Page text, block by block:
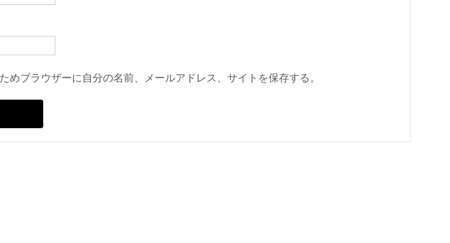
めブラウザーに自分の名前、メールアドレス、サイトを保存する。